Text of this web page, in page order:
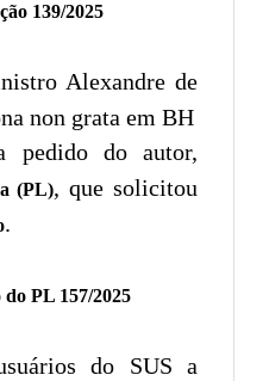
139/2025
Alexandre de
non grata em BH
pedido do autor,
(PL), que solicitou
.
PL 157/2025
do SUS a